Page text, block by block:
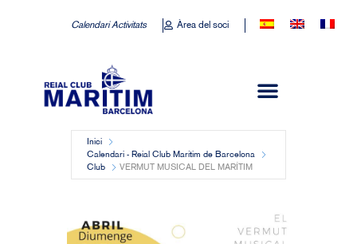
Calendari Activitats Àrea del soci
Inici
Calendari - Reial Club Marítim de Barcelona
Club
VERMUT MUSICAL DEL MARÍTIM